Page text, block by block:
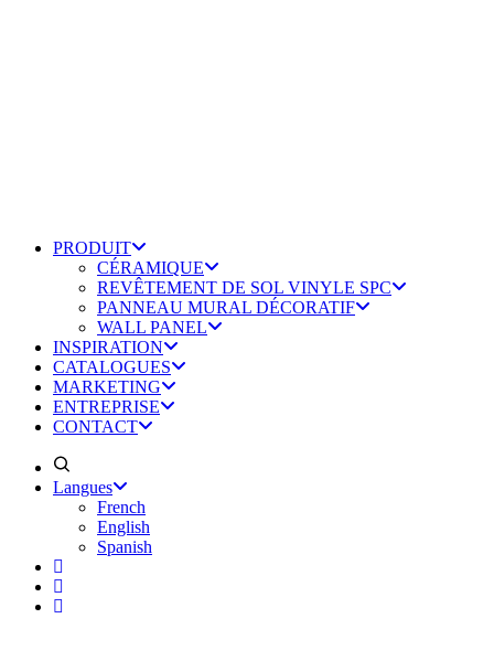
PRODUIT
CÉRAMIQUE
REVÊTEMENT DE SOL VINYLE SPC
PANNEAU MURAL DÉCORATIF
WALL PANEL
INSPIRATION
CATALOGUES
MARKETING
ENTREPRISE
CONTACT
Langues
French
English
Spanish